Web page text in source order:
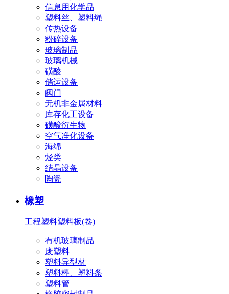
信息用化学品
塑料丝、塑料绳
传热设备
粉碎设备
玻璃制品
玻璃机械
磺酸
储运设备
阀门
无机非金属材料
库存化工设备
磺酸衍生物
空气净化设备
海绵
烃类
结晶设备
陶瓷
橡塑
工程塑料塑料板(卷)
有机玻璃制品
废塑料
塑料异型材
塑料棒、塑料条
塑料管